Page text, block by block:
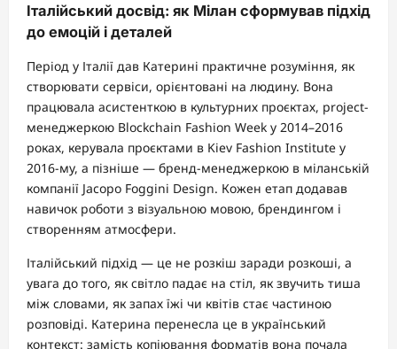
Італійський досвід: як Мілан сформував підхід
до емоцій і деталей
Період у Італії дав Катерині практичне розуміння, як
створювати сервіси, орієнтовані на людину. Вона
працювала асистенткою в культурних проєктах, project-
менеджеркою Blockchain Fashion Week у 2014–2016
роках, керувала проєктами в Kiev Fashion Institute у
2016-му, а пізніше — бренд-менеджеркою в міланській
компанії Jacopo Foggini Design. Кожен етап додавав
навичок роботи з візуальною мовою, брендингом і
створенням атмосфери.
Італійський підхід — це не розкіш заради розкоші, а
увага до того, як світло падає на стіл, як звучить тиша
між словами, як запах їжі чи квітів стає частиною
розповіді. Катерина перенесла це в український
контекст: замість копіювання форматів вона почала